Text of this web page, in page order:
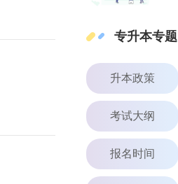
专升本专题
升本政策
考试大纲
报名时间